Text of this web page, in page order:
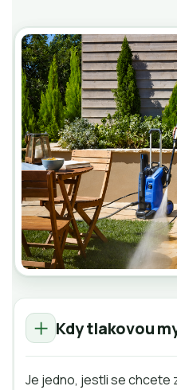
Kdy tlakovou
Je jedno, jestli se chcete